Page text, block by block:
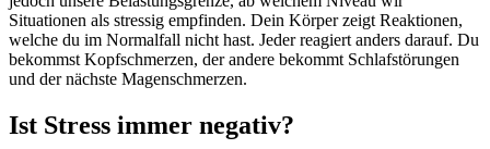
Situationen als stressig empfinden. Dein Körper zeigt Reaktionen,
welche du im Normalfall nicht hast. Jeder reagiert anders darauf. Du
bekommst Kopfschmerzen, der andere bekommt Schlafstörungen
und der nächste Magenschmerzen.
Ist Stress immer negativ?